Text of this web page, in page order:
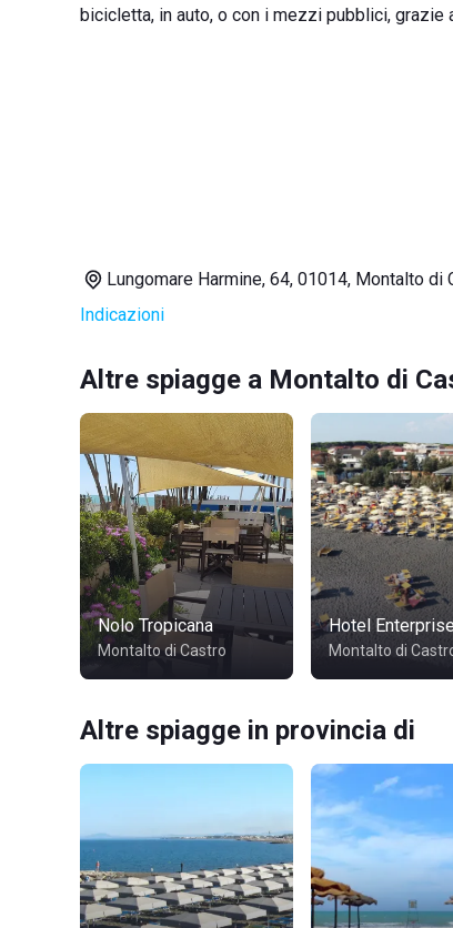
bicicletta, in auto, o con i mezzi pubblici,
Lungomare Harmine, 64, 01014, Montalto di
Indicazioni
Altre spiagge a Montalto di
Nolo Tropicana
Montalto di Castro
Hotel
Montalto di
Altre spiagge in provincia di